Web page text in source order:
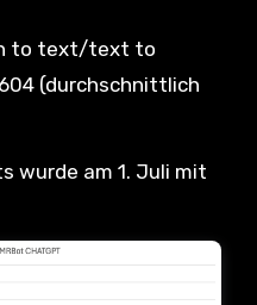
to text/text to
(durchschnittlich
wurde am 1. Juli mit